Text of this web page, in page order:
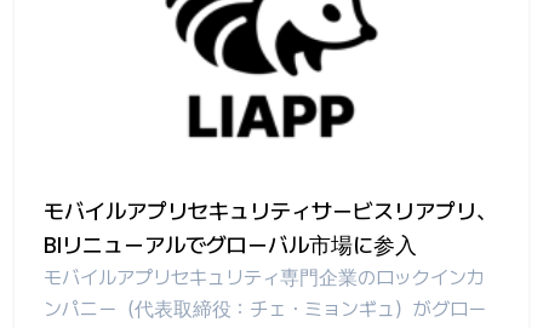
モバイルアプリセキュリティサービスリアプリ、
BIリニューアルでグローバル市場に参入
モバイルアプリセキュリティ専門企業のロックインカ
ンパニー（代表取締役：チェ・ミョンギュ）がグロー